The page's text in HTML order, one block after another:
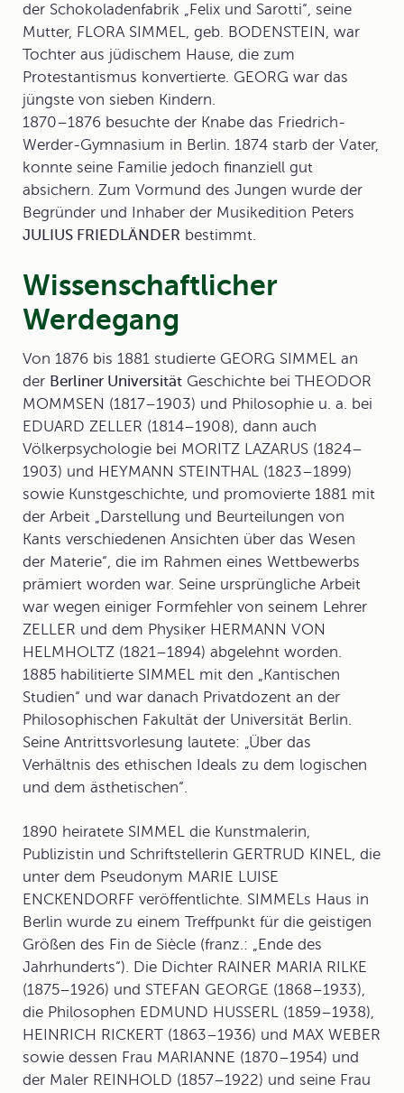
der Schokoladenfabrik „Felix und Sarotti“, seine
Mutter, FLORA SIMMEL, geb. BODENSTEIN, war
Tochter aus jüdischem Hause, die zum
Protestantismus konvertierte. GEORG war das
jüngste von sieben Kindern.
1870–1876 besuchte der Knabe das Friedrich-
Werder-Gymnasium in Berlin. 1874 starb der Vater,
konnte seine Familie jedoch finanziell gut
absichern. Zum Vormund des Jungen wurde der
Begründer und Inhaber der Musikedition Peters
JULIUS FRIEDLÄNDER bestimmt.
Wissenschaftlicher
Werdegang
Von 1876 bis 1881 studierte GEORG SIMMEL an
der Berliner Universität Geschichte bei THEODOR
MOMMSEN (1817–1903) und Philosophie u. a. bei
EDUARD ZELLER (1814–1908), dann auch
Völkerpsychologie bei MORITZ LAZARUS (1824–
1903) und HEYMANN STEINTHAL (1823–1899)
sowie Kunstgeschichte, und promovierte 1881 mit
der Arbeit „Darstellung und Beurteilungen von
Kants verschiedenen Ansichten über das Wesen
der Materie“, die im Rahmen eines Wettbewerbs
prämiert worden war. Seine ursprüngliche Arbeit
war wegen einiger Formfehler von seinem Lehrer
ZELLER und dem Physiker HERMANN VON
HELMHOLTZ (1821–1894) abgelehnt worden.
1885 habilitierte SIMMEL mit den „Kantischen
Studien“ und war danach Privatdozent an der
Philosophischen Fakultät der Universität Berlin.
Seine Antrittsvorlesung lautete: „Über das
Verhältnis des ethischen Ideals zu dem logischen
und dem ästhetischen“.
1890 heiratete SIMMEL die Kunstmalerin,
Publizistin und Schriftstellerin GERTRUD KINEL, die
unter dem Pseudonym MARIE LUISE
ENCKENDORFF veröffentlichte. SIMMELs Haus in
Berlin wurde zu einem Treffpunkt für die geistigen
Größen des Fin de Siècle (franz.: „Ende des
Jahrhunderts“). Die Dichter RAINER MARIA RILKE
(1875–1926) und STEFAN GEORGE (1868–1933),
die Philosophen EDMUND HUSSERL (1859–1938),
HEINRICH RICKERT (1863–1936) und MAX WEBER
sowie dessen Frau MARIANNE (1870–1954) und
der Maler REINHOLD (1857–1922) und seine Frau